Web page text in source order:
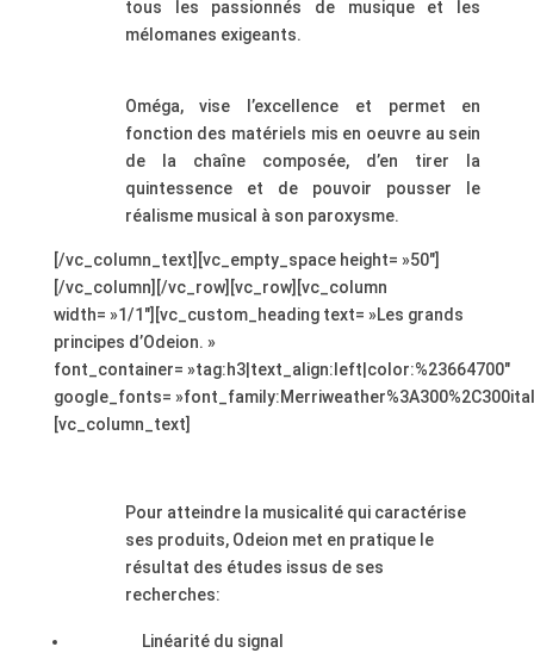
tous les passionnés de musique et les
mélomanes exigeants.
Oméga, vise l’excellence et permet en
fonction des matériels mis en oeuvre au sein
de la chaîne composée, d’en tirer la
quintessence et de pouvoir pousser le
réalisme musical à son paroxysme.
[/vc_column_text][vc_empty_space height= »50″]
[/vc_column][/vc_row][vc_row][vc_column
width= »1/1″][vc_custom_heading text= »Les grands
principes d’Odeion. »
font_container= »tag:h3|text_align:left|color:%23664700″
google_fonts=
[vc_column_text]
Pour atteindre la musicalité qui caractérise
ses produits, Odeion met en pratique le
résultat des études issus de ses
recherches:
Linéarité du signal